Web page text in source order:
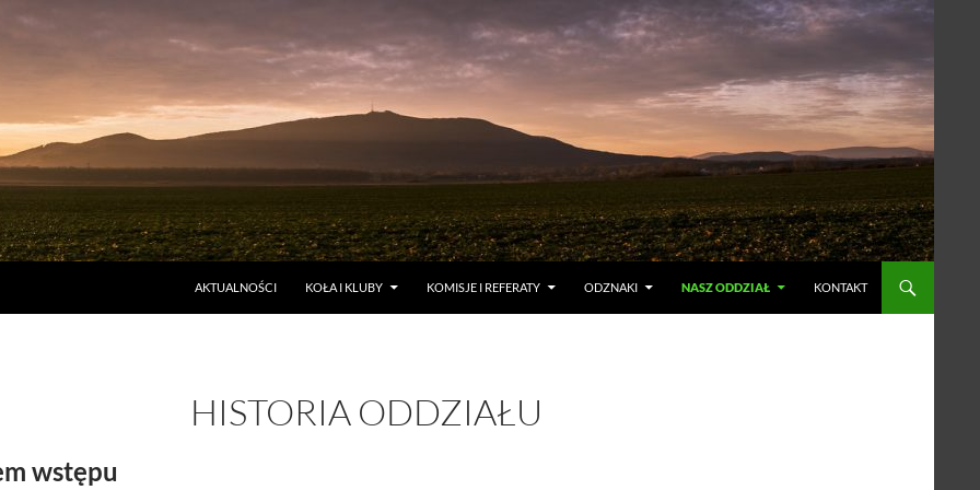
AKTUALNOŚCI KOŁA I KLUBY KOMISJE I REFERATY ODZNAKI NASZ ODDZIAŁ KONTAKT
HISTORIA ODDZIAŁU
wstępu